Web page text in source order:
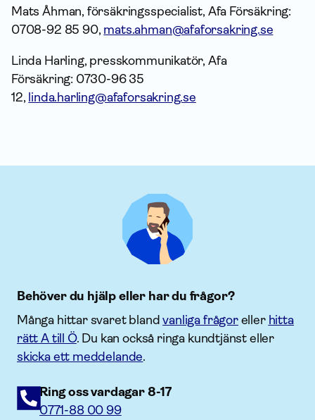
Mats Åhman, försäkringsspecialist, Afa Försäkring:
0708-92 85 90, mats.ahman@afaforsakring.se
Linda Harling, presskommunikatör, Afa
Försäkring: 0730-96 35
12, linda.harling@afaforsakring.se
Behöver du hjälp eller har du frågor?
Många hittar svaret blandvanliga frågoreller hitta
rätt A till Ö. Du kan också ringa kundtjänst eller
skicka ett meddelande.
Ring oss vardagar 8-17
0771-88 00 99